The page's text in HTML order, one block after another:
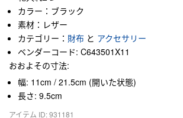
カラー：ブラック
素材：レザー
カテゴリー： 財布 と アクセサリー
ベンダーコード: C643501X11
おおよその寸法:
幅: 11cm / 21.5cm (開いた状態)
長さ: 9.5cm
アイテム ID: 931181